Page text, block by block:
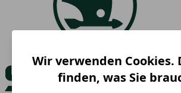
Wir verwenden Cookies.
finden, was Sie